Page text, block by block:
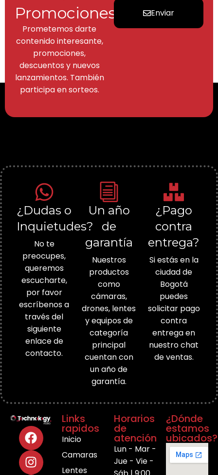
Promociones
Prometemos darte
contenido interesante,
promociones,
descuentos y nuevos
lanzamientos. También
participa en sorteos.
Enviar
¿Dudas o
Inquietudes?
No te
preocupes,
queremos
escucharte,
por favor
escríbenos a
través del
siguiente
enlace de
contacto.
Un año
de
garantía
Nuestros
productos
como
cámaras,
drones, lentes
y equipos de
categoría
principal
cuentan con
un año de
garantía.
¿Pago
contra
entrega?
Si estás en la
ciudad de
Bogotá
puedes
solicitar pago
contra
entrega en
nuestro chat
de ventas.
Links
rapidos
Inicio
Camaras
Lentes
Horarios
de
atención
Lun - Mar -
Jue - Vie -
¿Dónde
estamos
ubicados?